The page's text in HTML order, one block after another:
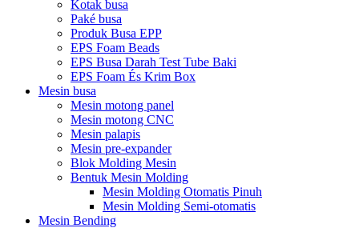
Kotak busa
Paké busa
Produk Busa EPP
EPS Foam Beads
EPS Busa Darah Test Tube Baki
EPS Foam És Krim Box
Mesin busa
Mesin motong panel
Mesin motong CNC
Mesin palapis
Mesin pre-expander
Blok Molding Mesin
Bentuk Mesin Molding
Mesin Molding Otomatis Pinuh
Mesin Molding Semi-otomatis
Mesin Bending